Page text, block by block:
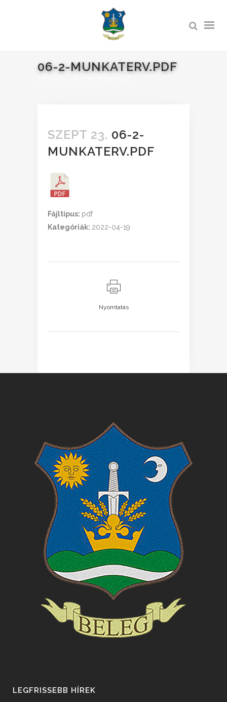
06-2-MUNKATERV.PDF
SZEPT 23. 06-2-
MUNKATERV.PDF
Fájltípus: pdf
Kategóriák: 2022-04-19
Nyomtatás
LEGFRISSEBB HÍREK